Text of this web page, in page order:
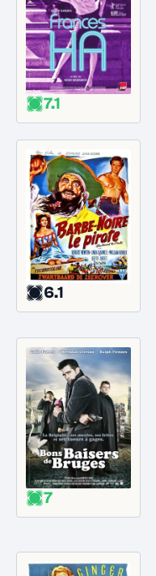
7.1
6.1
7